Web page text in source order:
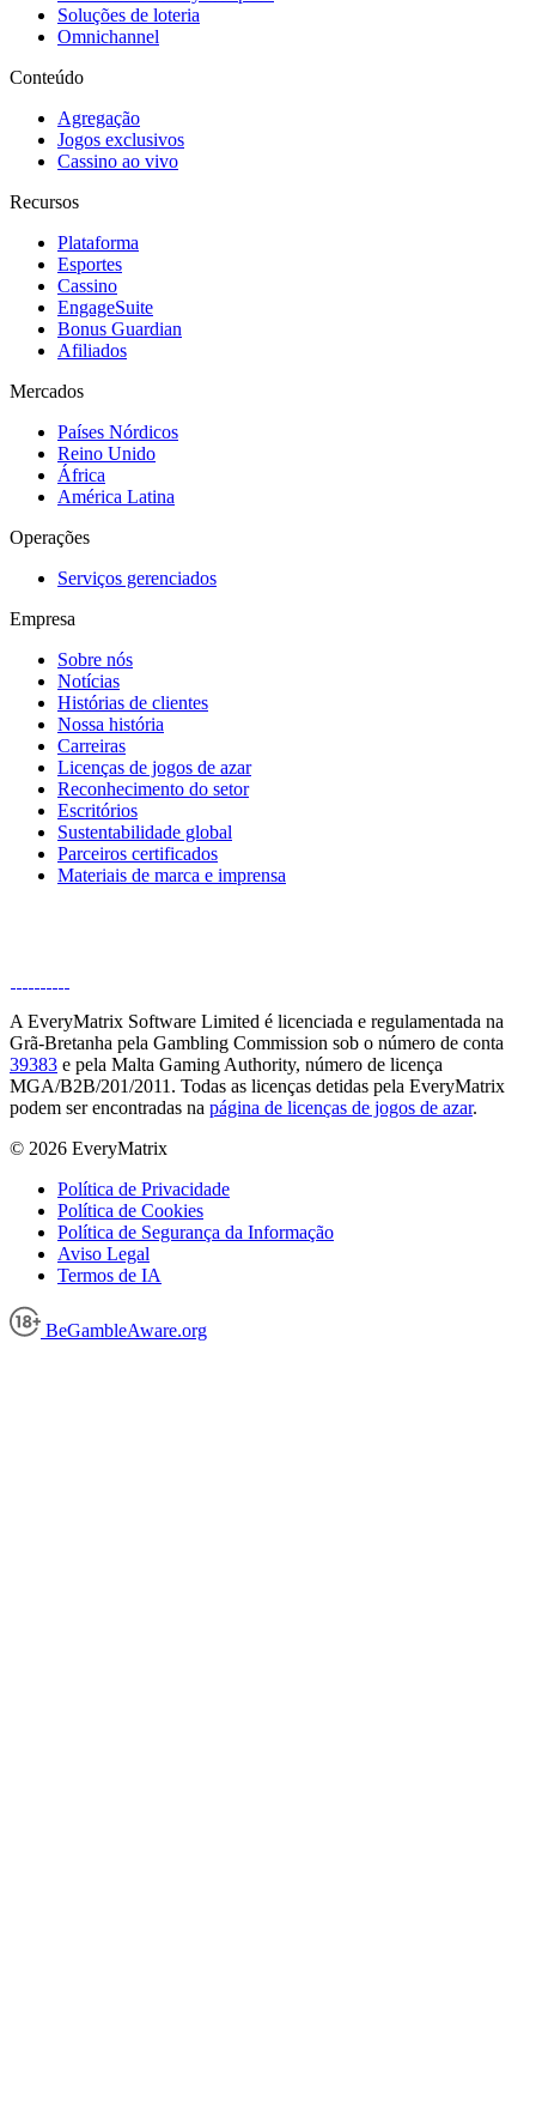
Soluções de loteria
Omnichannel
Conteúdo
Agregação
Jogos exclusivos
Cassino ao vivo
Recursos
Plataforma
Esportes
Cassino
EngageSuite
Bonus Guardian
Afiliados
Mercados
Países Nórdicos
Reino Unido
África
América Latina
Operações
Serviços gerenciados
Empresa
Sobre nós
Notícias
Histórias de clientes
Nossa história
Carreiras
Licenças de jogos de azar
Reconhecimento do setor
Escritórios
Sustentabilidade global
Parceiros certificados
Materiais de marca e imprensa
A EveryMatrix Software Limited é licenciada e regulamentada na
Grã-Bretanha pela Gambling Commission sob o número de conta
39383 e pela Malta Gaming Authority, número de licença
MGA/B2B/201/2011. Todas as licenças detidas pela EveryMatrix
podem ser encontradas na página de licenças de jogos de azar.
© 2026 EveryMatrix
Política de Privacidade
Política de Cookies
Política de Segurança da Informação
Aviso Legal
Termos de IA
BeGambleAware.org